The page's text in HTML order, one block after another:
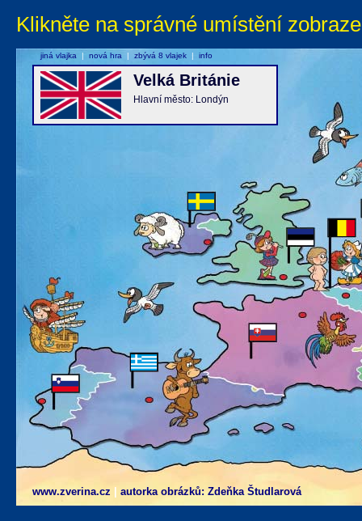
Klikněte na správné umístění
www.zverina.cz autorka obrázků: Zdeňka Študlarová
Velká Británie
Hlavní město: Londýn
jiná vlajka | nová hra | zbývá 8 vlajek | info